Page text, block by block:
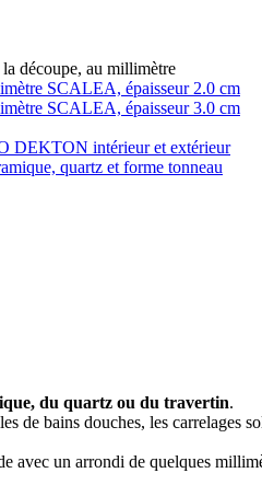
découpe, au millimètre
SCALEA, épaisseur 2.0 cm
SCALEA, épaisseur 3.0 cm
DEKTON intérieur et extérieur
quartz et forme tonneau
du quartz ou du travertin.
de bains douches, les carrelages
avec un arrondi de quelques